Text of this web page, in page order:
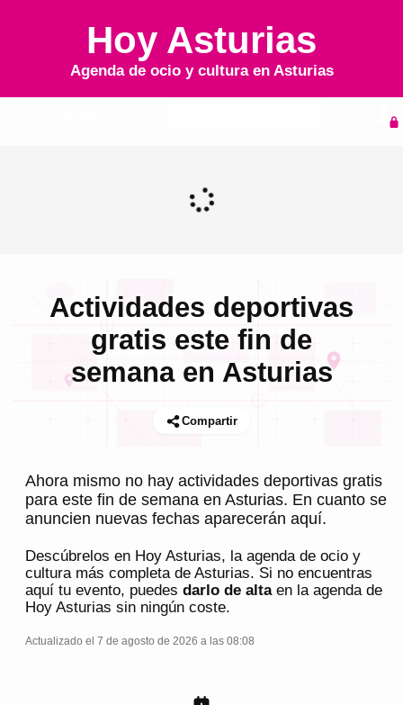
Hoy Asturias
Agenda de ocio y cultura en Asturias
Actividades deportivas
gratis este fin de
semana en Asturias
Compartir
Ahora mismo no hay actividades deportivas gratis
para este fin de semana en Asturias. En cuanto se
anuncien nuevas fechas aparecerán aquí.
Descúbrelos en Hoy Asturias, la agenda de ocio y
cultura más completa de Asturias. Si no encuentras
aquí tu evento, puedes darlo de altaen la agenda de
Hoy Asturias sin ningún coste.
Actualizado el 7 de agosto de 2026 a las 08:08